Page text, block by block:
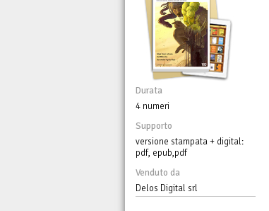
Durata
4 numeri
Supporto
versione stampata + digital:
pdf, epub,pdf
Venduto da
Delos Digital srl